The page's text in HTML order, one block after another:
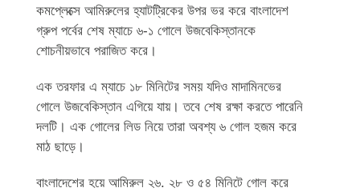
কমপ্লেক্সে আমিরুলের হ্যাটট্রিকের উপর ভর করে বাংলাদেশ
গ্রুপ পর্বের শেষ ম্যাচে ৬-১ গোলে উজবেকিস্তানকে
শোচনীয়ভাবে পরাজিত করে।
এক তরফার এ ম্যাচে ১৮ মিনিটের সময় যদিও মাদামিনভের
গোলে উজবেকিস্তান এগিয়ে যায়। তবে শেষ রক্ষা করতে পারেনি
দলটি। এক গোলের লিড নিয়ে তারা অবশ্য ৬ গোল হজম করে
মাঠ ছাড়ে।
বাংলাদেশের হয়ে আমিরুল ২৬. ২৮ ও ৫৪ মিনিটে গোল করে